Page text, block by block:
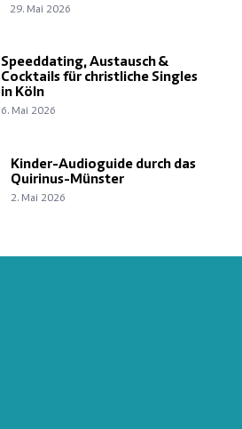
29. Mai 2026
Speeddating, Austausch &
Cocktails für christliche Singles
in Köln
6. Mai 2026
Kinder-Audioguide durch das
Quirinus-Münster
2. Mai 2026